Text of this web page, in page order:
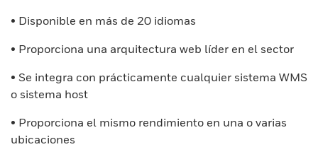
• Disponible en más de 20 idiomas
• Proporciona una arquitectura web líder en el sector
• Se integra con prácticamente cualquier sistema WMS
o sistema host
• Proporciona el mismo rendimiento en una o varias
ubicaciones